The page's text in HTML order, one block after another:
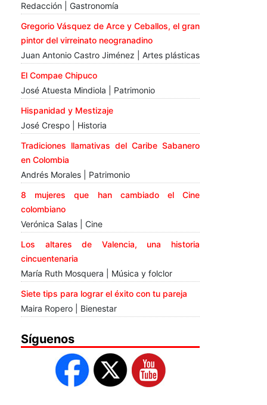
Redacción | Gastronomía
Gregorio Vásquez de Arce y Ceballos, el gran
pintor del virreinato neogranadino
Juan Antonio Castro Jiménez | Artes plásticas
El Compae Chipuco
José Atuesta Mindiola | Patrimonio
Hispanidad y Mestizaje
José Crespo | Historia
Tradiciones llamativas del Caribe Sabanero
en Colombia
Andrés Morales | Patrimonio
8 mujeres que han cambiado el Cine
colombiano
Verónica Salas | Cine
Los altares de Valencia, una historia
cincuentenaria
María Ruth Mosquera | Música y folclor
Siete tips para lograr el éxito con tu pareja
Maira Ropero | Bienestar
Síguenos